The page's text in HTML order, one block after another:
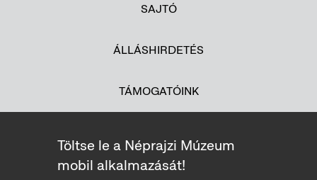
SAJTÓ
ÁLLÁSHIRDETÉS
TÁMOGATÓINK
Töltse le a Néprajzi Múzeum
mobil alkalmazását!